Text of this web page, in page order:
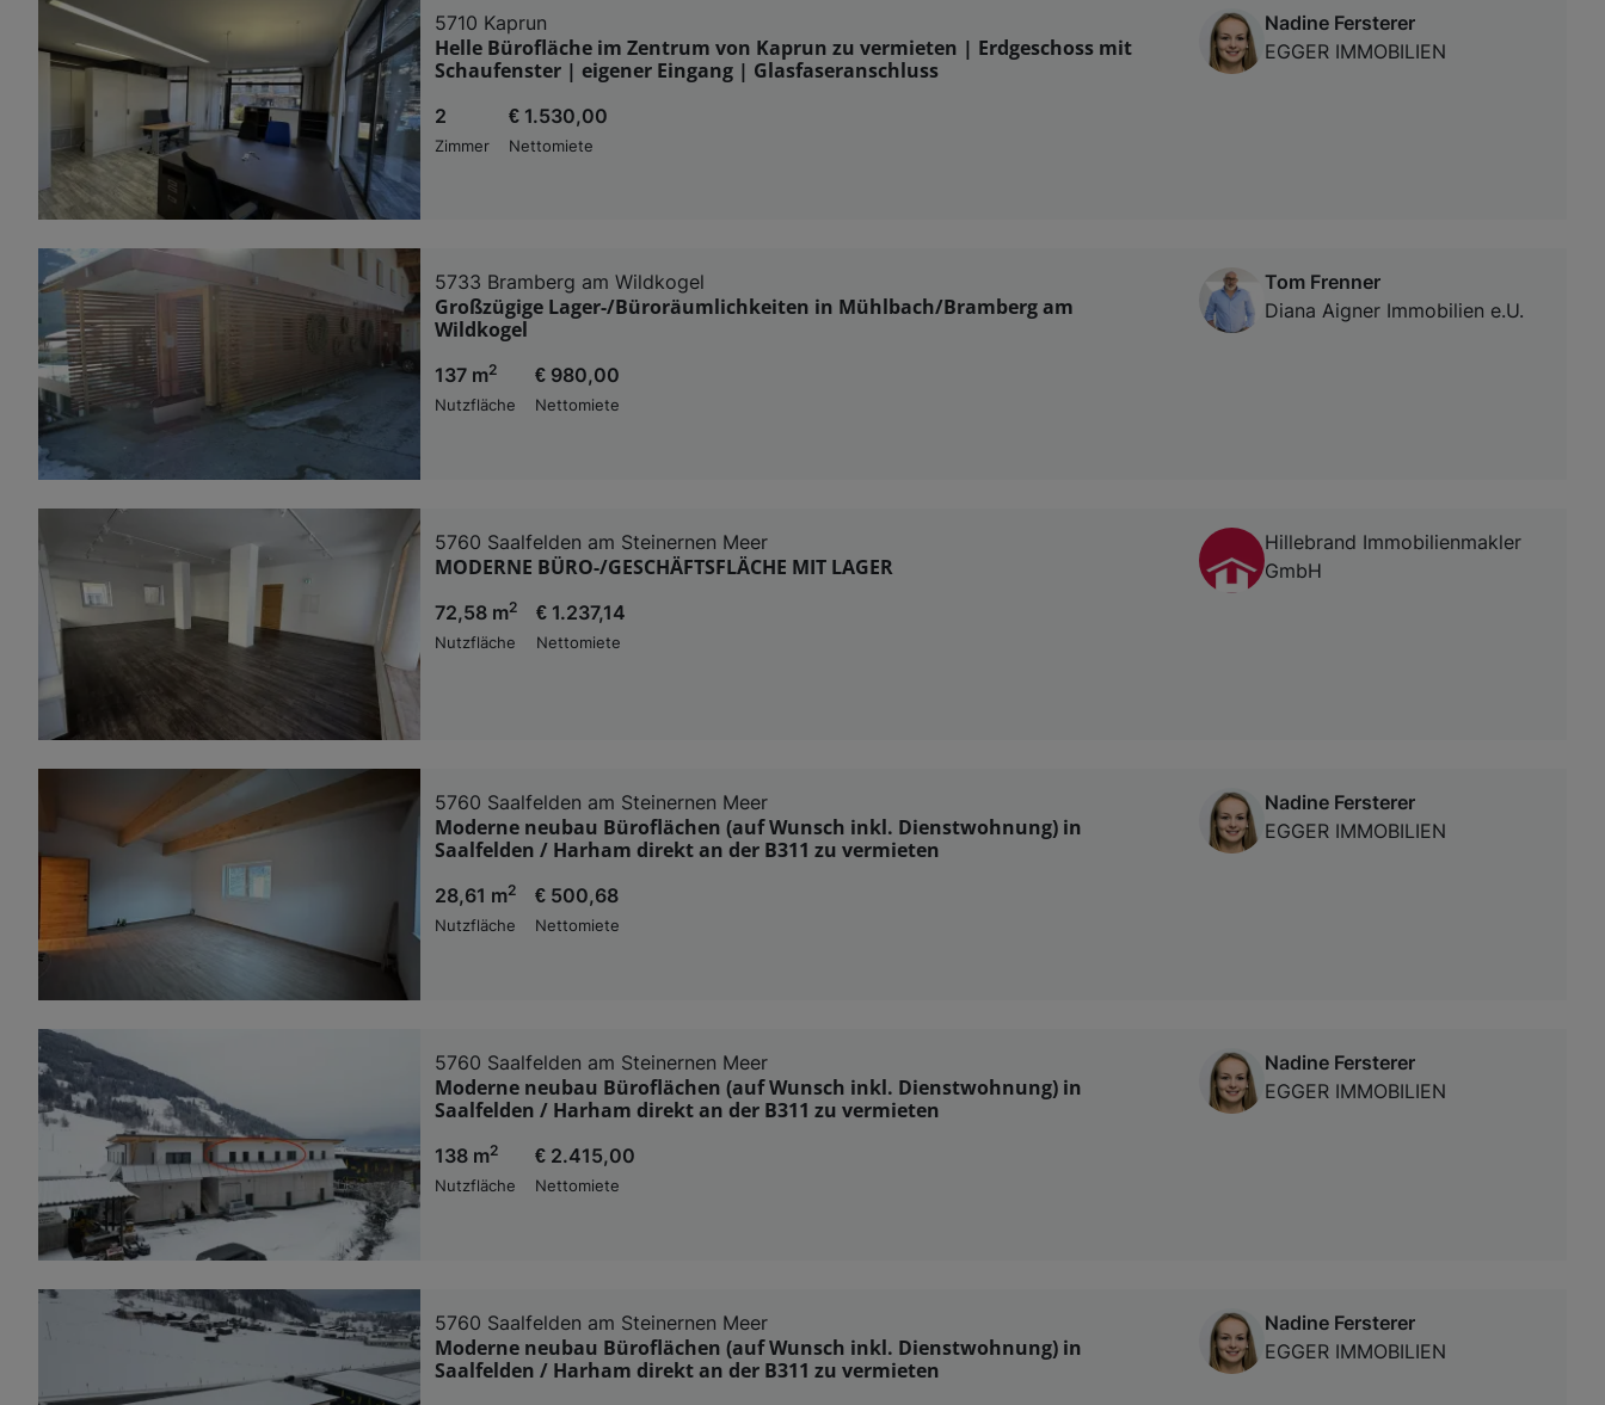
5710 Kaprun
Helle Bürofläche im Zentrum von Kaprun zu vermieten | Erdgeschoss mit
Schaufenster | eigener Eingang | Glasfaseranschluss
2
Zimmer
€ 1.530,00
Nettomiete
Nadine Fersterer
EGGER IMMOBILIEN
5733 Bramberg am Wildkogel
Großzügige Lager-/Büroräumlichkeiten in Mühlbach/Bramberg am
Wildkogel
137 m2
Nutzfläche
€ 980,00
Nettomiete
Tom Frenner
Diana Aigner Immobilien e.U.
5760 Saalfelden am Steinernen Meer
MODERNE BÜRO-/GESCHÄFTSFLÄCHE MIT LAGER
72,58 m2
Nutzfläche
€ 1.237,14
Nettomiete
Hillebrand Immobilienmakler
GmbH
5760 Saalfelden am Steinernen Meer
Moderne neubau Büroflächen (auf Wunsch inkl. Dienstwohnung) in
Saalfelden / Harham direkt an der B311 zu vermieten
28,61 m2
Nutzfläche
€ 500,68
Nettomiete
Nadine Fersterer
EGGER IMMOBILIEN
5760 Saalfelden am Steinernen Meer
Moderne neubau Büroflächen (auf Wunsch inkl. Dienstwohnung) in
Saalfelden / Harham direkt an der B311 zu vermieten
138 m2
Nutzfläche
€ 2.415,00
Nettomiete
Nadine Fersterer
EGGER IMMOBILIEN
5760 Saalfelden am Steinernen Meer
Moderne neubau Büroflächen (auf Wunsch inkl. Dienstwohnung) in
Saalfelden / Harham direkt an der B311 zu vermieten
Nadine Fersterer
EGGER IMMOBILIEN